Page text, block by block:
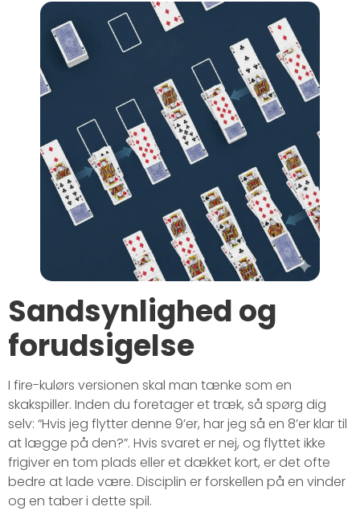
Sandsynlighed og
forudsigelse
I fire-kulørs versionen skal man tænke som en
skakspiller. Inden du foretager et træk, så spørg dig
selv: “Hvis jeg flytter denne 9’er, har jeg så en 8’er klar til
at lægge på den?”. Hvis svaret er nej, og flyttet ikke
frigiver en tom plads eller et dækket kort, er det ofte
bedre at lade være. Disciplin er forskellen på en vinder
og en taber i dette spil.